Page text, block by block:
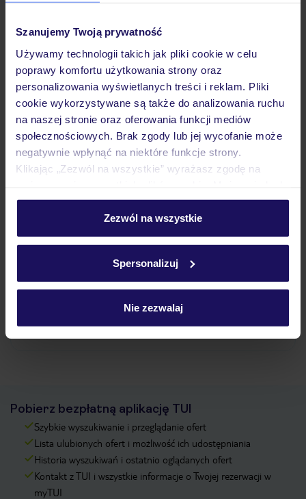
Szanujemy Twoją prywatność
Używamy technologii takich jak pliki cookie w celu
poprawy komfortu użytkowania strony oraz
personalizowania wyświetlanych treści i reklam. Pliki
cookie wykorzystywane są także do analizowania ruchu
na naszej stronie oraz oferowania funkcji mediów
społecznościowych. Brak zgody lub jej wycofanie może
negatywnie wpłynąć na niektóre funkcje strony.
Klikając „Zezwól na wszystkie” wyrażasz zgodę na
personalizować swój wybór wchodząc w zakładkę
Szczegółowe informacje o plikach cookie znajdziesz
Zezwól na wszystkie
Spersonalizuj
Nie zezwalaj
Wyżywienie
Atrakcje
Ważne informacje
Czy w Hotelu będzie przedstawiciel TUI?
Na jakiej podstawie i gdzie otrzymam karty
Zobacz więcej
Pobierz bezpłatną aplikację TUI
Szybkie wyszukiwanie i przeglądanie ofert
Lista ulubionych ofert i możliwość ich udostępniania
Historia wyszukiwań i ostatnio oglądanych ofert
Kontakt z TUI i wszystkie informacje o Twojej rezerwacji w
myTUI